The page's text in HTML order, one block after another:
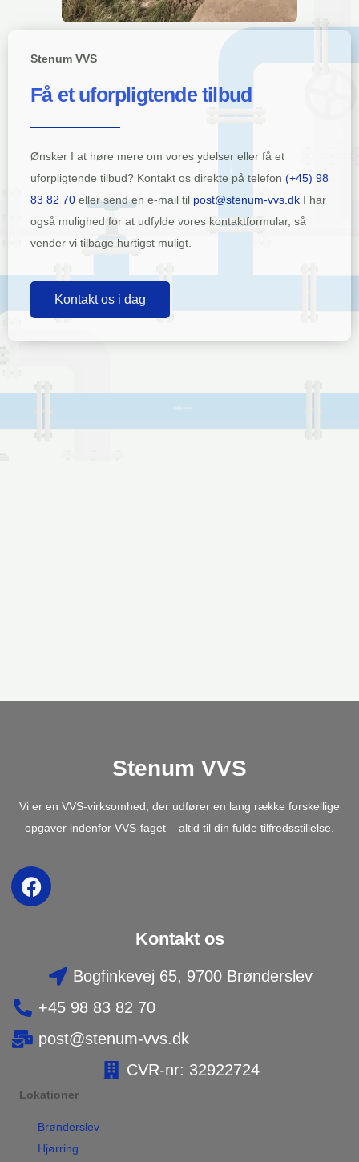
Stenum VVS
Få et uforpligtende tilbud
Ønsker I at høre mere om vores ydelser eller få et
uforpligtende tilbud? Kontakt os direkte på telefon (+45) 98
83 82 70 eller send en e-mail til post@stenum-vvs.dk I har
også mulighed for at udfylde vores kontaktformular, så
vender vi tilbage hurtigst muligt.
Kontakt os i dag
Stenum VVS
Vi er en VVS-virksomhed, der udfører en lang række forskellige
opgaver indenfor VVS-faget – altid til din fulde tilfredsstillelse.
Kontakt os
Bogfinkevej 65, 9700 Brønderslev
+45 98 83 82 70
post@stenum-vvs.dk
CVR-nr: 32922724
Lokationer
Brønderslev
Hjørring